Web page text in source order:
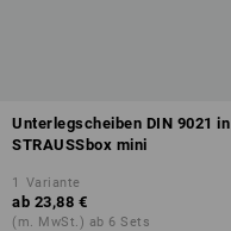
Unterlegscheiben DIN 9021 in
STRAUSSbox mini
1 Variante
ab 23,88 €
(m. MwSt.) ab 6 Sets